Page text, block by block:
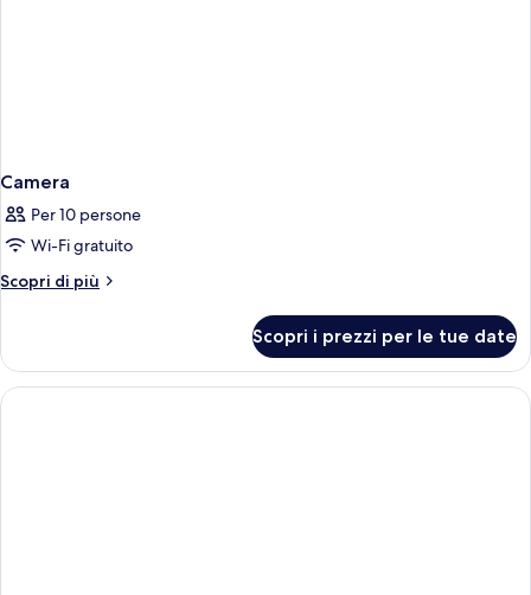
Camera
Per 10 persone
Wi-Fi gratuito
Scopri di più
Altri
Scopri i prezzi per le tue date